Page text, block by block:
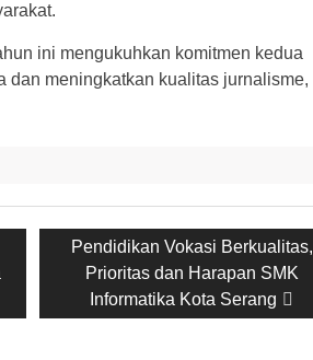
ini mengukuhkan komitmen kedua
dan meningkatkan kualitas jurnalisme,
Next
post:
Pendidikan Vokasi Berkualitas,
Prioritas dan Harapan SMK
Informatika Kota Serang